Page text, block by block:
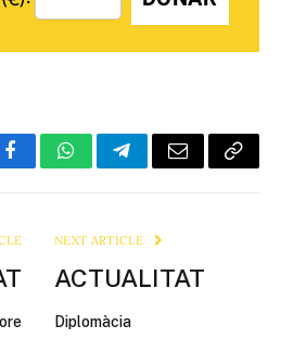
FacebookWhatsAppTelegramEmail Copy
NEXT ARTICLE
ACTUALITAT
Diplomàcia